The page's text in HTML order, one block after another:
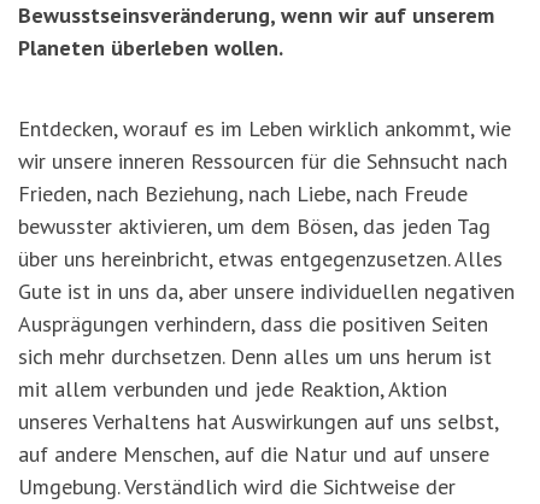
Bewusstseinsveränderung, wenn wir auf unserem
Planeten überleben wollen.
Entdecken, worauf es im Leben wirklich ankommt, wie
wir unsere inneren Ressourcen für die Sehnsucht nach
Frieden, nach Beziehung, nach Liebe, nach Freude
bewusster aktivieren, um dem Bösen, das jeden Tag
über uns hereinbricht, etwas entgegenzusetzen. Alles
Gute ist in uns da, aber unsere individuellen negativen
Ausprägungen verhindern, dass die positiven Seiten
sich mehr durchsetzen. Denn alles um uns herum ist
mit allem verbunden und jede Reaktion, Aktion
unseres Verhaltens hat Auswirkungen auf uns selbst,
auf andere Menschen, auf die Natur und auf unsere
Umgebung. Verständlich wird die Sichtweise der